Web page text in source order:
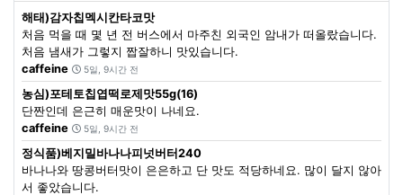
해태)감자칩멕시칸타코맛
처음 먹을 때 몇 년 전 버스에서 마주친 외국인 암내가 떠올랐습니다.
처음 냄새가 그렇지 짭잘하니 맛있습니다.
caffeine
5일, 9시간 전
농심)포테토칩엽떡로제맛55g(16)
단짠인데 은근히 매운맛이 나네요.
caffeine
5일, 9시간 전
정식품)베지밀바나나피넛버터240
바나나와 땅콩버터맛이 은은하고 단 맛도 적당하네요. 많이 달지 않아
서 좋았습니다.